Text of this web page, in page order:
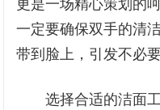
更是一场精心策划的
一定要确保双手的清
带到脸上，引发不必
选择合适的洁面工